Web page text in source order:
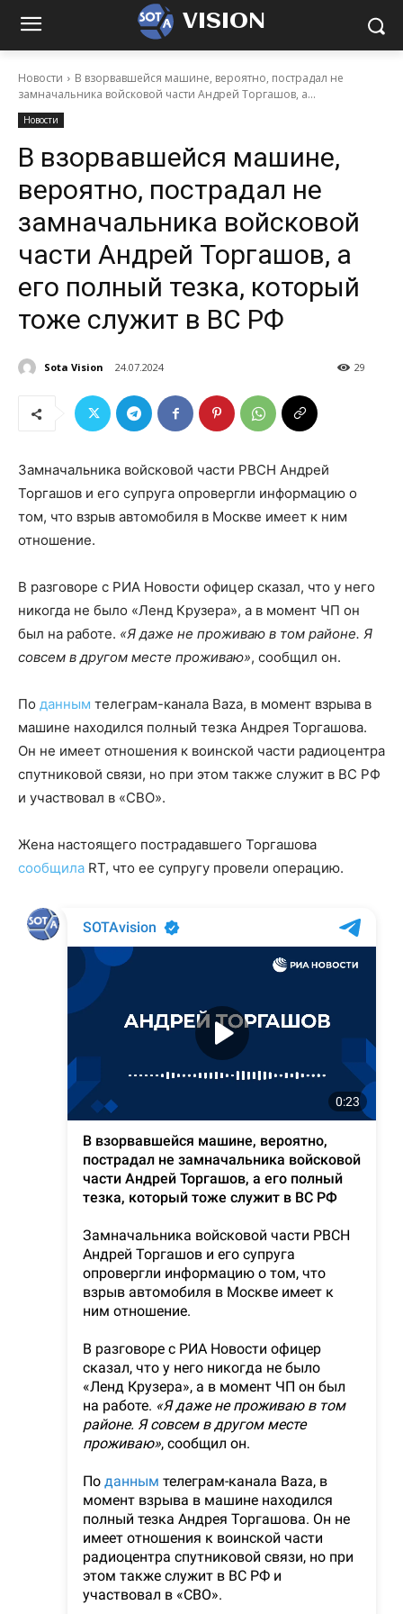
VISION
Новости
В взорвавшейся машине, вероятно, пострадал не
замначальника войсковой части Андрей Торгашов, а...
Новости
В взорвавшейся машине,
вероятно, пострадал не
замначальника войсковой
части Андрей Торгашов, а
его полный тезка, который
тоже служит в ВС РФ
Sota Vision 24.07.2024 29
Замначальника войсковой части РВСН Андрей
Торгашов и его супруга опровергли информацию о
том, что взрыв автомобиля в Москве имеет к ним
отношение.
В разговоре с РИА Новости офицер сказал, что у него
никогда не было «Ленд Крузера», а в момент ЧП он
был на работе. «Я даже не проживаю в том районе. Я
совсем в другом месте проживаю», сообщил он.
По данным телеграм-канала Baza, в момент взрыва в
машине находился полный тезка Андрея Торгашова.
Он не имеет отношения к воинской части радиоцентра
спутниковой связи, но при этом также служит в ВС РФ
и участвовал в «СВО».
Жена настоящего пострадавшего Торгашова
сообщила RT, что ее супругу провели операцию.